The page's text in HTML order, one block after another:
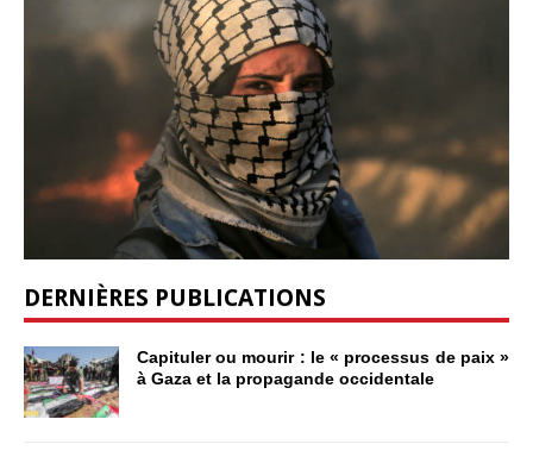
DERNIÈRES PUBLICATIONS
Capituler ou mourir : le « processus de paix »
à Gaza et la propagande occidentale